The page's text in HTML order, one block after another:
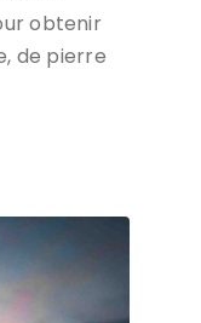
obtenir
de pierre